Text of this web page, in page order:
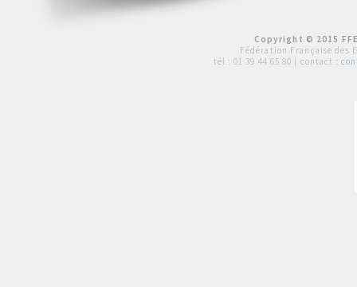
Copyright © 2015
Fédération Française des
tél : 01 39 44 65 80 | contact :